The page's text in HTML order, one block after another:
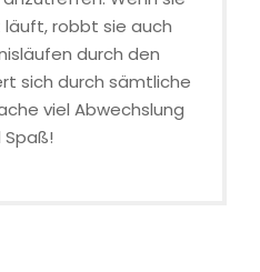
robbt sie auch
durch den
sich durch sämtliche
viel Abwechslung
Spaß!